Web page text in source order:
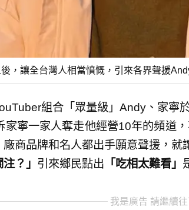
，讓全台灣人相當憤慨，引來各界聲援
組合「眾量級」Andy、家寧
家寧一家人奪走他經營10年的頻道
廠商品牌和名人都出手願意聲援，就
？」 引來鄉民點出 「吃相太難看」
我是廣告 請繼續